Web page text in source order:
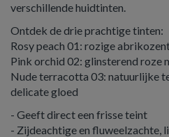
verschillende huidtinten.
Ontdek de drie prachtige tinten:
Rosy peach 01: rozige
Pink orchid 02: glinsterend roze
Nude terracotta 03: natuurlijke
delicate gloed
- Geeft direct een frisse teint
- Zijdeachtige en fluweelzachte,